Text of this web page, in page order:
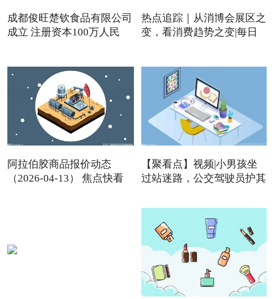
成都俊旺楚钦食品有限公司
成立 注册资本100万人民
热点追踪｜从消博会展区之
变，看消费趋势之变|每日
阿拉伯胶商品报价动态
（2026-04-13） 焦点快看
【聚看点】视频|小男孩坐
过站迷路，公交驾驶员护其